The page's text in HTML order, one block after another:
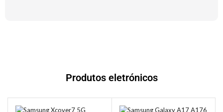
Produtos eletrónicos